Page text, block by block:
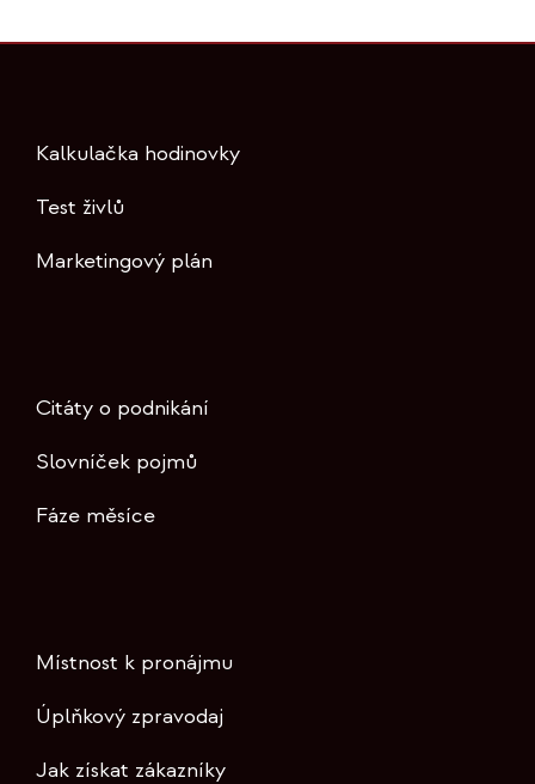
Kalkulačka hodinovky
Test živlů
Marketingový plán
Citáty o podnikání
Slovníček pojmů
Fáze měsíce
Místnost k pronájmu
Úplňkový zpravodaj
Jak získat zákazníky